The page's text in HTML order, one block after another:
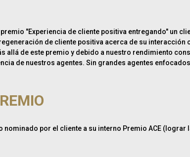
"Experiencia de cliente positiva entregando" un
de cliente positiva acerca de su interacción
de este premio y debido a nuestro rendimiento
de nuestros agentes. Sin grandes agentes
por el cliente a su interno Premio ACE